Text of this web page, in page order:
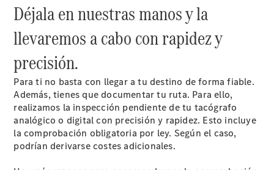
Llamadas al
Asistencia
Déjala en nuestras manos y la
llevaremos a cabo con rapidez y
precisión.
Para ti no basta con llegar a tu destino de forma fiable.
Además, tienes que documentar tu ruta. Para ello,
realizamos la inspección pendiente de tu tacógrafo
analógico o digital con precisión y rapidez. Esto incluye
la comprobación obligatoria por ley. Según el caso,
podrían derivarse costes adicionales.